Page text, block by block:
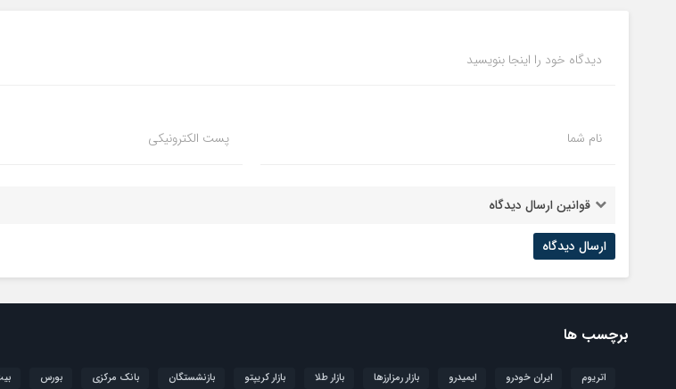
دیدگاه خود را اینجا بنویسید
نام شما پست الکترونیکی
قوانین ارسال دیدگاه
برچسب ها
اتریوم ایران خودرو ایمیدرو بازار رمزارزها بازار طلا بازار کریپتو بازنشستگان بانک مرکزی بورس